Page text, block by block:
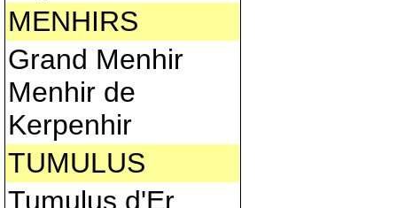
MENHIRS
Grand Menhir
Menhir de
Kerpenhir
TUMULUS
Tumulus d'Er